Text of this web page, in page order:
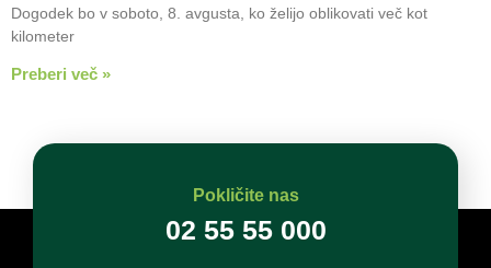
Dogodek bo v soboto, 8. avgusta, ko želijo oblikovati več kot
kilometer
Preberi več »
Pokličite nas
02 55 55 000